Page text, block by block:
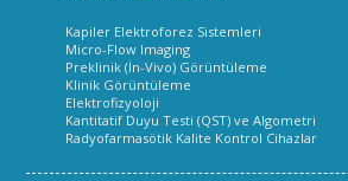
Kapiler Elektroforez Sistemleri
Micro-Flow Imaging
Preklinik (İn-Vivo) Görüntüleme
Klinik Görüntüleme
Elektrofizyoloji
Kantitatif Duyu Testi (QST) ve Algometri
Radyofarmasötik Kalite Kontrol Cihazlar